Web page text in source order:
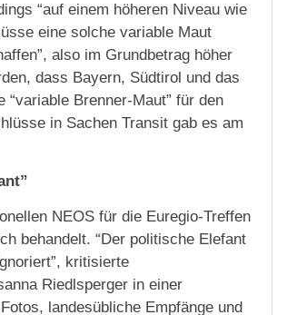
“auf einem höheren Niveau wie
eine solche variable Maut
also im Grundbetrag höher
dass Bayern, Südtirol und das
Brenner-Maut” für den
in Sachen Transit gab es am
NEOS für die Euregio-Treffen
behandelt. “Der politische Elefant
kritisierte
Riedlsperger in einer
landesübliche Empfänge und